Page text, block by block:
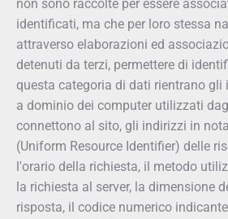
non sono raccolte per essere
identificati, ma che per loro stessa
attraverso elaborazioni ed
detenuti da terzi, permettere di
questa categoria di dati rientrano gli
a dominio dei computer utilizzati
connettono al sito, gli indirizzi in
(Uniform Resource Identifier) delle
l'orario della richiesta, il metodo
la richiesta al server, la dimensione
risposta, il codice numerico